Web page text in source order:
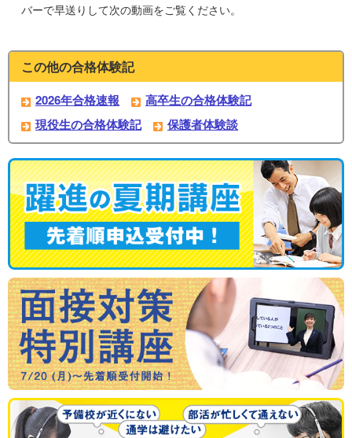
バーで早送りして次の動画をご覧ください。
この他の合格体験記
2026年合格速報
高卒生の合格体験記
現役生の合格体験記
保護者体験談